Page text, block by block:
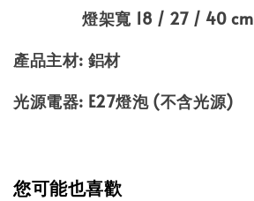
燈架寬 18 / 27 / 40 cm
產品主材: 鋁材
光源電器: E27燈泡 (不含光源)
您可能也喜歡